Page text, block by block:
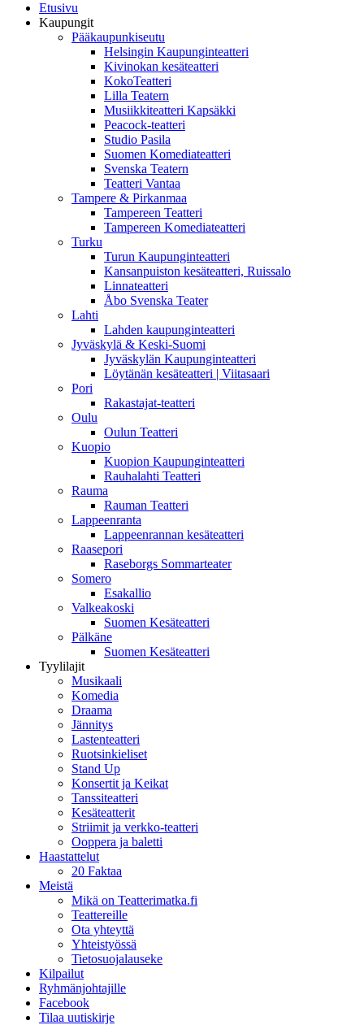
Etusivu
Kaupungit
Pääkaupunkiseutu
Helsingin Kaupunginteatteri
Kivinokan kesäteatteri
KokoTeatteri
Lilla Teatern
Musiikkiteatteri Kapsäkki
Peacock-teatteri
Studio Pasila
Suomen Komediateatteri
Svenska Teatern
Teatteri Vantaa
Tampere & Pirkanmaa
Tampereen Teatteri
Tampereen Komediateatteri
Turku
Turun Kaupunginteatteri
Kansanpuiston kesäteatteri, Ruissalo
Linnateatteri
Åbo Svenska Teater
Lahti
Lahden kaupunginteatteri
Jyväskylä & Keski-Suomi
Jyväskylän Kaupunginteatteri
Löytänän kesäteatteri | Viitasaari
Pori
Rakastajat-teatteri
Oulu
Oulun Teatteri
Kuopio
Kuopion Kaupunginteatteri
Rauhalahti Teatteri
Rauma
Rauman Teatteri
Lappeenranta
Lappeenrannan kesäteatteri
Raasepori
Raseborgs Sommarteater
Somero
Esakallio
Valkeakoski
Suomen Kesäteatteri
Pälkäne
Suomen Kesäteatteri
Tyylilajit
Musikaali
Komedia
Draama
Jännitys
Lastenteatteri
Ruotsinkieliset
Stand Up
Konsertit ja Keikat
Tanssiteatteri
Kesäteatterit
Striimit ja verkko-teatteri
Ooppera ja baletti
Haastattelut
20 Faktaa
Meistä
Mikä on Teatterimatka.fi
Teattereille
Ota yhteyttä
Yhteistyössä
Tietosuojalauseke
Kilpailut
Ryhmänjohtajille
Facebook
Tilaa uutiskirje